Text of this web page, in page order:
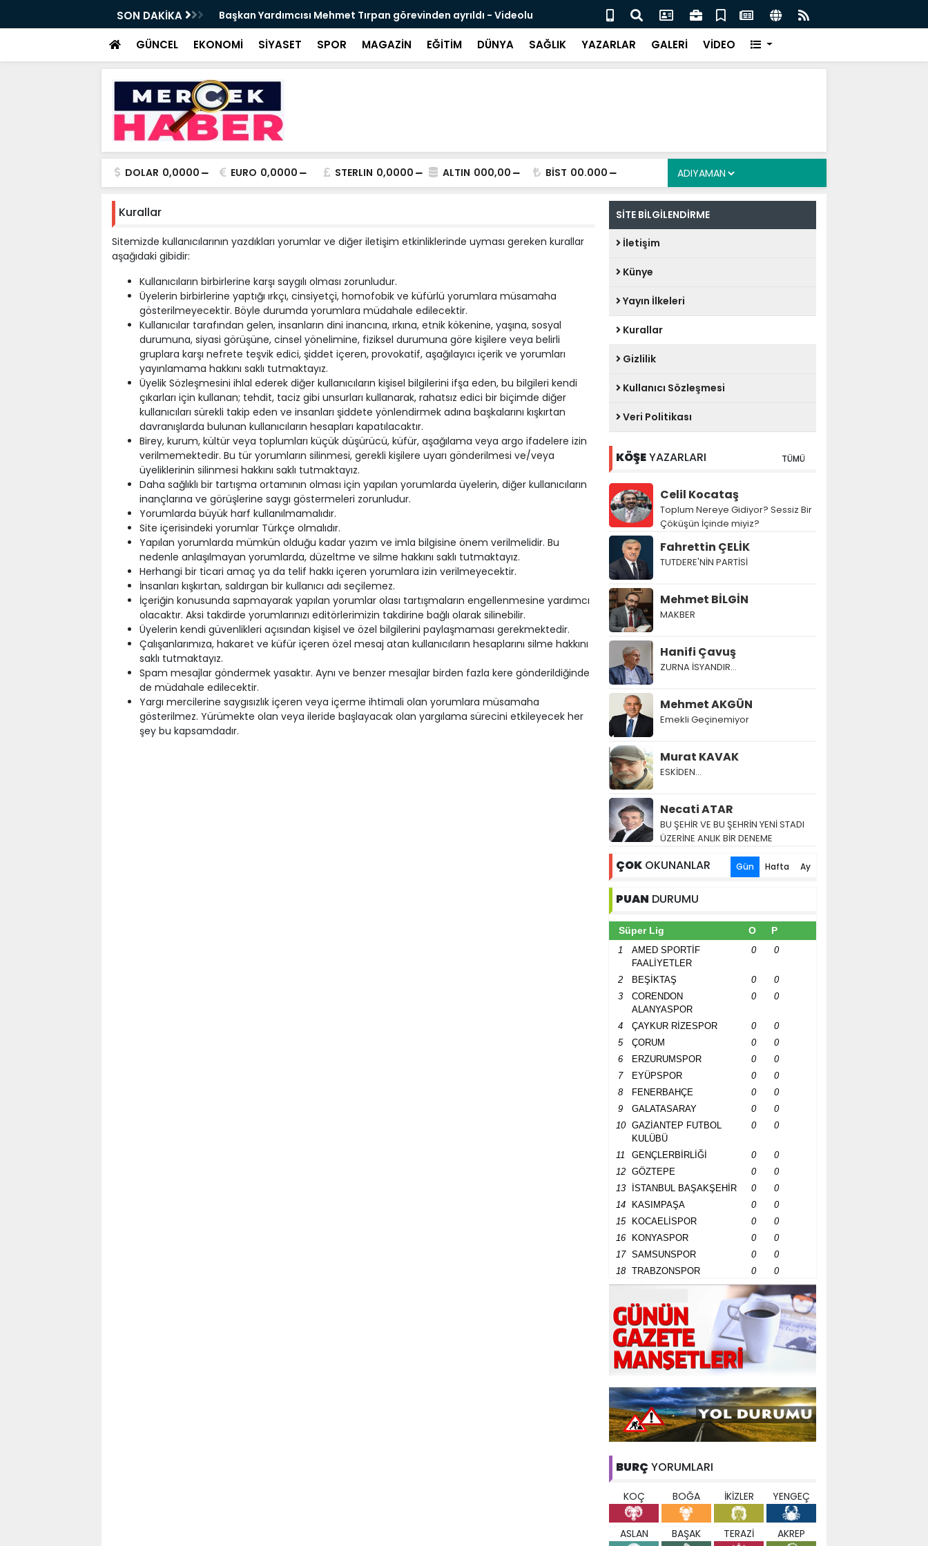
SON DAKİKA
Haftalık Basın Bilgilendirme Toplantısı
Başkan Yardımcısı Mehmet Tırpan görevinden ayrıldı - Videolu
Haber
Cevdet Yılmaz: Nitelikli İnsan Kaynağı İçin Milli Yetkinlik Hamlesi
GÜNCEL EKONOMİ SİYASET SPOR MAGAZİN EĞİTİM DÜNYA SAĞLIK YAZARLAR GALERİ VİDEO
DOLAR 0,0000 EURO 0,0000 STERLIN 0,0000 ALTIN 000,00 BİST 00.000
Kurallar
Sitemizde kullanıcılarının yazdıkları yorumlar ve diğer iletişim etkinliklerinde uyması gereken kurallar
aşağıdaki gibidir:
Kullanıcıların birbirlerine karşı saygılı olması zorunludur.
Üyelerin birbirlerine yaptığı ırkçı, cinsiyetçi, homofobik ve küfürlü yorumlara müsamaha
gösterilmeyecektir. Böyle durumda yorumlara müdahale edilecektir.
Kullanıcılar tarafından gelen, insanların dini inancına, ırkına, etnik kökenine, yaşına, sosyal
durumuna, siyasi görüşüne, cinsel yönelimine, fiziksel durumuna göre kişilere veya belirli
gruplara karşı nefrete teşvik edici, şiddet içeren, provokatif, aşağılayıcı içerik ve yorumları
yayınlamama hakkını saklı tutmaktayız.
Üyelik Sözleşmesini ihlal ederek diğer kullanıcıların kişisel bilgilerini ifşa eden, bu bilgileri kendi
çıkarları için kullanan; tehdit, taciz gibi unsurları kullanarak, rahatsız edici bir biçimde diğer
kullanıcıları sürekli takip eden ve insanları şiddete yönlendirmek adına başkalarını kışkırtan
davranışlarda bulunan kullanıcıların hesapları kapatılacaktır.
Birey, kurum, kültür veya toplumları küçük düşürücü, küfür, aşağılama veya argo ifadelere izin
verilmemektedir. Bu tür yorumların silinmesi, gerekli kişilere uyarı gönderilmesi ve/veya
üyeliklerinin silinmesi hakkını saklı tutmaktayız.
Daha sağlıklı bir tartışma ortamının olması için yapılan yorumlarda üyelerin, diğer kullanıcıların
inançlarına ve görüşlerine saygı göstermeleri zorunludur.
Yorumlarda büyük harf kullanılmamalıdır.
Site içerisindeki yorumlar Türkçe olmalıdır.
Yapılan yorumlarda mümkün olduğu kadar yazım ve imla bilgisine önem verilmelidir. Bu
nedenle anlaşılmayan yorumlarda, düzeltme ve silme hakkını saklı tutmaktayız.
Herhangi bir ticari amaç ya da telif hakkı içeren yorumlara izin verilmeyecektir.
İnsanları kışkırtan, saldırgan bir kullanıcı adı seçilemez.
İçeriğin konusunda sapmayarak yapılan yorumlar olası tartışmaların engellenmesine yardımcı
olacaktır. Aksi takdirde yorumlarınızı editörlerimizin takdirine bağlı olarak silinebilir.
Üyelerin kendi güvenlikleri açısından kişisel ve özel bilgilerini paylaşmaması gerekmektedir.
Çalışanlarımıza, hakaret ve küfür içeren özel mesaj atan kullanıcıların hesaplarını silme hakkını
saklı tutmaktayız.
Spam mesajlar göndermek yasaktır. Aynı ve benzer mesajlar birden fazla kere gönderildiğinde
de müdahale edilecektir.
Yargı mercilerine saygısızlık içeren veya içerme ihtimali olan yorumlara müsamaha
gösterilmez. Yürümekte olan veya ileride başlayacak olan yargılama sürecini etkileyecek her
şey bu kapsamdadır.
SİTE BİLGİLENDİRME
İletişim
Künye
Yayın İlkeleri
Kurallar
Gizlilik
Kullanıcı Sözleşmesi
Veri Politikası
KÖŞEYAZARLARI TÜMÜ
Celil Kocataş
Toplum Nereye Gidiyor? Sessiz Bir
Çöküşün İçinde miyiz?
Fahrettin ÇELİK
TUTDERE'NİN PARTİSİ
Mehmet BİLGİN
MAKBER
Hanifi Çavuş
ZURNA İSYANDIR...
Mehmet AKGÜN
Emekli Geçinemiyor
Murat KAVAK
ESKİDEN...
Necati ATAR
BU ŞEHİR VE BU ŞEHRİN YENİ STADI
ÜZERİNE ANLIK BİR DENEME
ÇOK OKUNANLAR Gün Hafta Ay
PUAN DURUMU
Süper Lig O P
1
AMED SPORTİF
FAALİYETLER
0 0
2 BEŞİKTAŞ 0
0
3
CORENDON
ALANYASPOR
0 0
4 ÇAYKUR RİZESPOR 0
0
5
ÇORUM 0
0
6
ERZURUMSPOR 0
0
7
EYÜPSPOR 0
0
8
FENERBAHÇE 0
0
9
GALATASARAY 0
0
10
GAZİANTEP FUTBOL
KULÜBÜ
0 0
11 GENÇLERBİRLİĞİ 0
0
12
GÖZTEPE 0
0
13
İSTANBUL BAŞAKŞEHİR 0
0
14
KASIMPAŞA 0
0
15
KOCAELİSPOR 0
0
16
KONYASPOR 0
0
17
SAMSUNSPOR 0
0
18
TRABZONSPOR 0 0
BURÇ YORUMLARI
KOÇ BOĞA İKİZLER YENGEÇ
ASLAN BAŞAK TERAZİ AKREP